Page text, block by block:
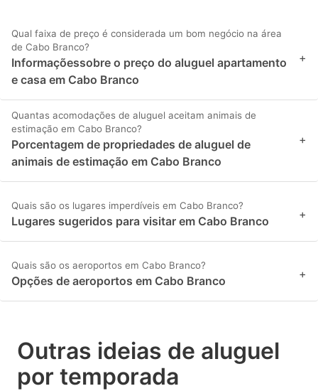
Qual faixa de preço é considerada um bom negócio na área
de Cabo Branco?
Informaçõessobre o preço do aluguel apartamento
e casa em Cabo Branco
+
Quantas acomodações de aluguel aceitam animais de
estimação em Cabo Branco?
Porcentagem de propriedades de aluguel de
animais de estimação em Cabo Branco
+
Quais são os lugares imperdíveis em Cabo Branco?
Lugares sugeridos para visitar em Cabo Branco +
Quais são os aeroportos em Cabo Branco?
Opções de aeroportos em Cabo Branco +
Outras ideias de aluguel
por temporada